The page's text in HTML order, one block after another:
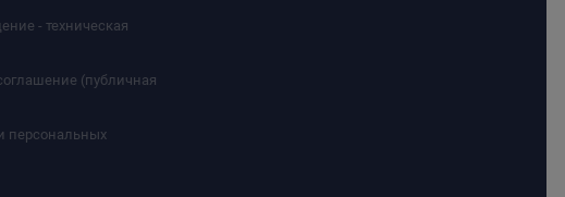
- техническая
(публичная
персональных